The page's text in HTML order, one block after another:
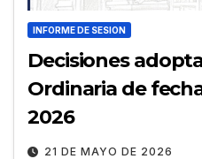
INFORME DE SESION
Decisiones
Ordinaria de
2026
21 DE MAYO DE 2026